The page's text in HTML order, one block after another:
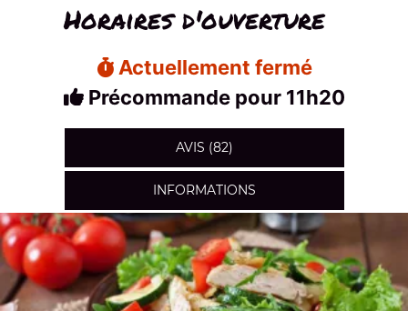
Horaires d'ouverture
Actuellement fermé
Précommande pour 11h20
AVIS (82)
INFORMATIONS